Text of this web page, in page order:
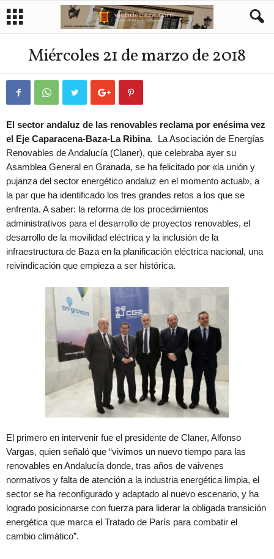
Miércoles 21 de marzo de 2018
El sector andaluz de las renovables reclama por enésima vez
el Eje Caparacena-Baza-La Ribina. La Asociación de Energías
Renovables de Andalucía (Claner), que celebraba ayer su
Asamblea General en Granada, se ha felicitado por «la unión y
pujanza del sector energético andaluz en el momento actual», a
la par que ha identificado los tres grandes retos a los que se
enfrenta. A saber: la reforma de los procedimientos
administrativos para el desarrollo de proyectos renovables, el
desarrollo de la movilidad eléctrica y la inclusión de la
infraestructura de Baza en la planificación eléctrica nacional, una
reivindicación que empieza a ser histórica.
El primero en intervenir fue el presidente de Claner, Alfonso
Vargas, quien señaló que “vivimos un nuevo tiempo para las
renovables en Andalucía donde, tras años de vaivenes
normativos y falta de atención a la industria energética limpia, el
sector se ha reconfigurado y adaptado al nuevo escenario, y ha
logrado posicionarse con fuerza para liderar la obligada transición
energética que marca el Tratado de París para combatir el
cambio climático”.